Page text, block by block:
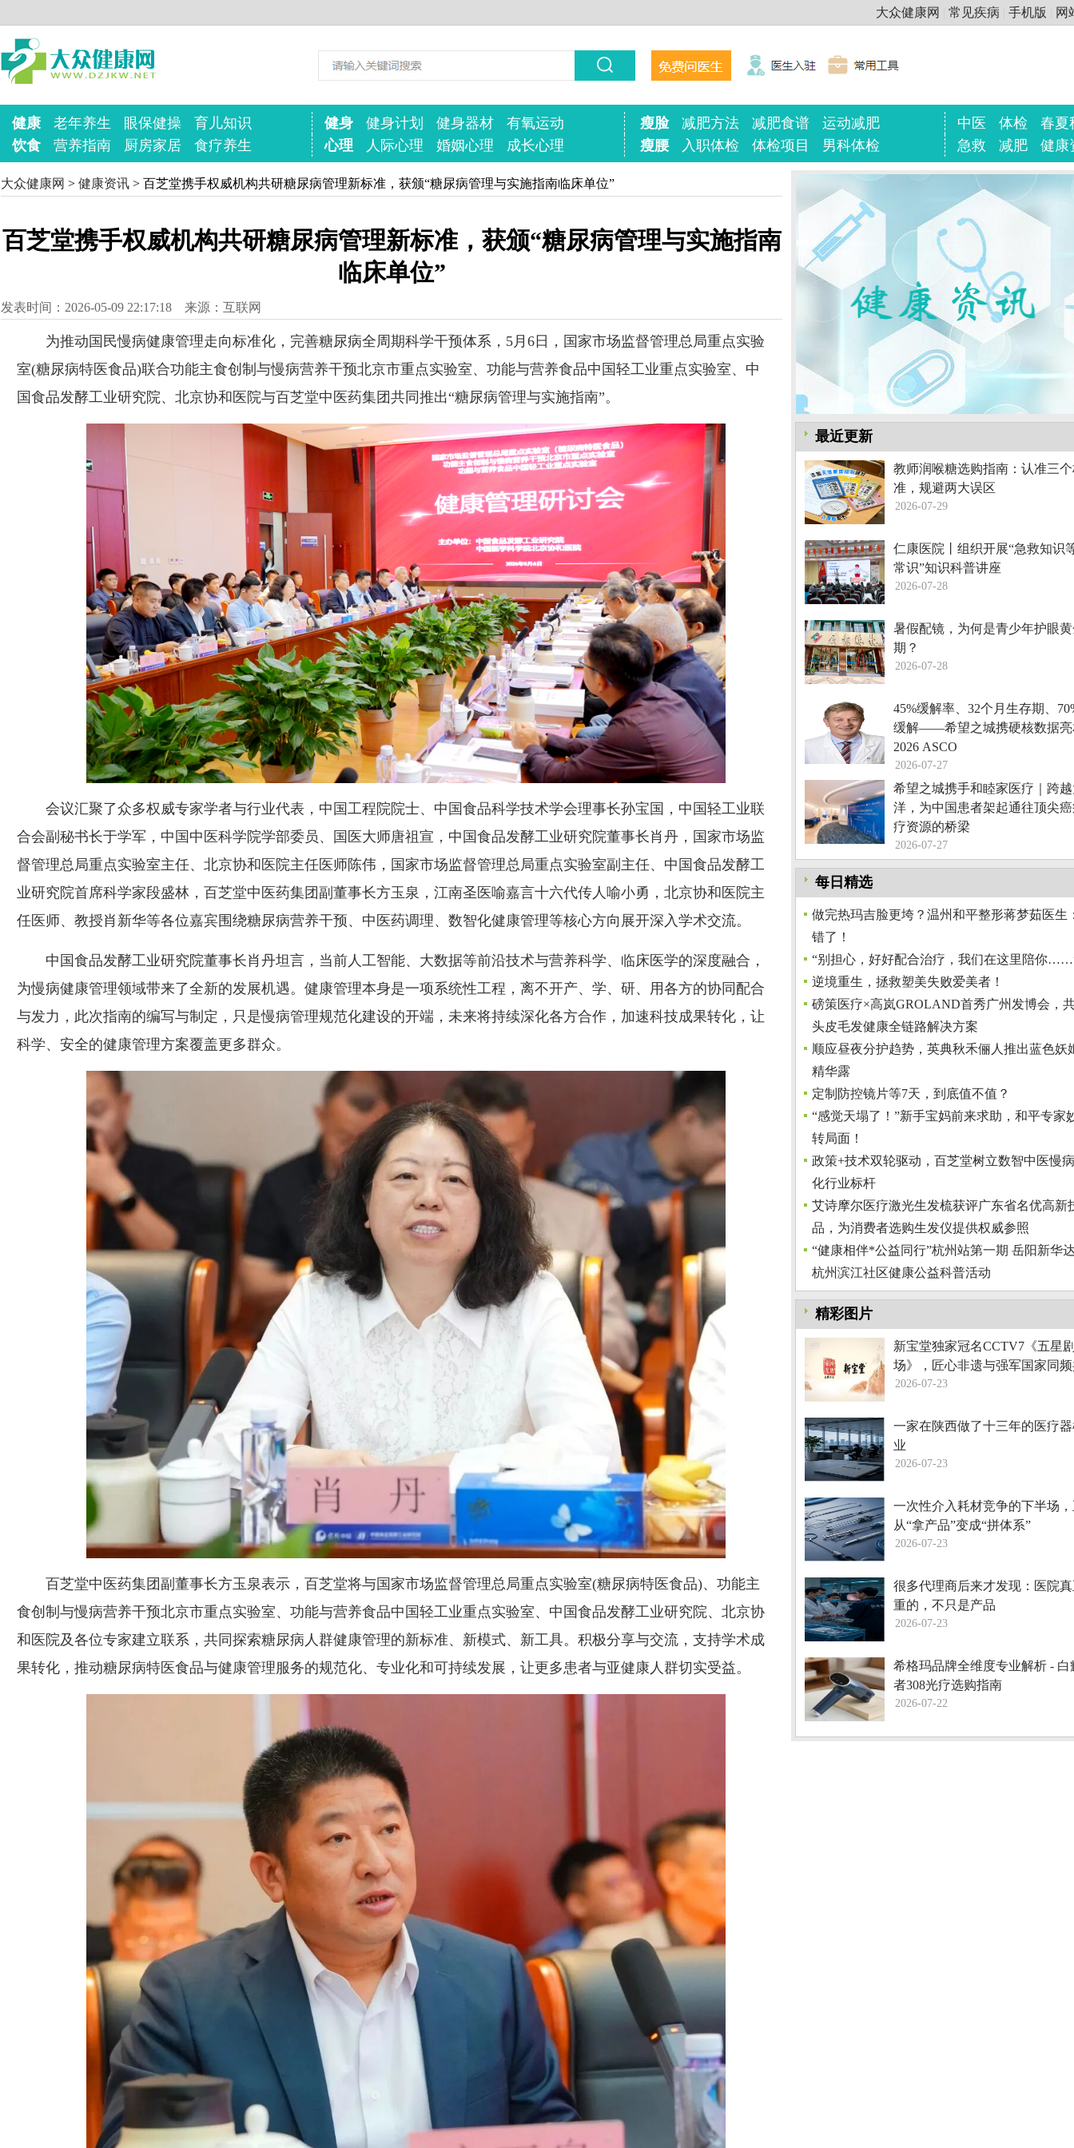
大众健康网 常见疾病 手机版 网
健康 老年养生 眼保健操 育儿知识 健身 健身计划 健身器材 有氧运动 瘦脸 减肥方法 减肥食谱 运动减肥 中医 体检
春夏
饮食
营养指南 厨房家居 食疗养生 心理 人际心理 婚姻心理 成长心理 瘦腰 入职体检 体检项目 男科体检 急救 减肥 健康
大众健康网 > 健康资讯 > 百芝堂携手权威机构共研糖尿病管理新标准，获颁“糖尿病管理与实施指南临床单位”
百芝堂携手权威机构共研糖尿病管理新标准，获颁“糖尿病管理与实施指南
临床单位”
发表时间：2026-05-09 22:17:18 来源：互联网
为推动国民慢病健康管理走向标准化，完善糖尿病全周期科学干预体系，5月6日，国家市场监督管理总局重点实验
室(糖尿病特医食品)联合功能主食创制与慢病营养干预北京市重点实验室、功能与营养食品中国轻工业重点实验室、中
国食品发酵工业研究院、北京协和医院与百芝堂中医药集团共同推出“糖尿病管理与实施指南”。
会议汇聚了众多权威专家学者与行业代表，中国工程院院士、中国食品科学技术学会理事长孙宝国，中国轻工业联
合会副秘书长于学军，中国中医科学院学部委员、国医大师唐祖宣，中国食品发酵工业研究院董事长肖丹，国家市场监
督管理总局重点实验室主任、北京协和医院主任医师陈伟，国家市场监督管理总局重点实验室副主任、中国食品发酵工
业研究院首席科学家段盛林，百芝堂中医药集团副董事长方玉泉，江南圣医喻嘉言十六代传人喻小勇，北京协和医院主
任医师、教授肖新华等各位嘉宾围绕糖尿病营养干预、中医药调理、数智化健康管理等核心方向展开深入学术交流。
中国食品发酵工业研究院董事长肖丹坦言，当前人工智能、大数据等前沿技术与营养科学、临床医学的深度融合，
为慢病健康管理领域带来了全新的发展机遇。健康管理本身是一项系统性工程，离不开产、学、研、用各方的协同配合
与发力，此次指南的编写与制定，只是慢病管理规范化建设的开端，未来将持续深化各方合作，加速科技成果转化，让
科学、安全的健康管理方案覆盖更多群众。
百芝堂中医药集团副董事长方玉泉表示，百芝堂将与国家市场监督管理总局重点实验室(糖尿病特医食品)、功能主
食创制与慢病营养干预北京市重点实验室、功能与营养食品中国轻工业重点实验室、中国食品发酵工业研究院、北京协
和医院及各位专家建立联系，共同探索糖尿病人群健康管理的新标准、新模式、新工具。积极分享与交流，支持学术成
果转化，推动糖尿病特医食品与健康管理服务的规范化、专业化和可持续发展，让更多患者与亚健康人群切实受益。
最近更新
教师润喉糖选购指南：认准三
准，规避两大误区
2026-07-29
仁康医院丨组织开展“急救知识
常识”知识科普讲座
2026-07-28
暑假配镜，为何是青少年护眼
期？
2026-07-28
45%缓解率、32个月生存期、
缓解——希望之城携硬核数据亮
2026 ASCO
2026-07-27
希望之城携手和睦家医疗｜跨
洋，为中国患者架起通往顶尖
疗资源的桥梁
2026-07-27
每日精选
做完热玛吉脸更垮？温州和平整形蒋梦茹医生
错了！
“别担心，好好配合治疗，我们在这里陪你
逆境重生，拯救塑美失败爱美者！
磅策医疗×高岚GROLAND首秀广州发博会，
头皮毛发健康全链路解决方案
顺应昼夜分护趋势，英典秋禾俪人推出蓝色妖
精华露
定制防控镜片等7天，到底值不值？
“感觉天塌了！”新手宝妈前来求助，和平专家
转局面！
政策+技术双轮驱动，百芝堂树立数智中医慢
化行业标杆
艾诗摩尔医疗激光生发梳获评广东省名优高新
品，为消费者选购生发仪提供权威参照
“健康相伴*公益同行”杭州站第一期 岳阳新华
杭州滨江社区健康公益科普活动
精彩图片
新宝堂独家冠名CCTV7《五星
场》，匠心非遗与强军国家同
2026-07-23
一家在陕西做了十三年的医疗
业
2026-07-23
一次性介入耗材竞争的下半场
从“拿产品”变成“拼体系”
2026-07-23
很多代理商后来才发现：医院
重的，不只是产品
2026-07-23
希格玛品牌全维度专业解析 - 白
者308光疗选购指南
2026-07-22